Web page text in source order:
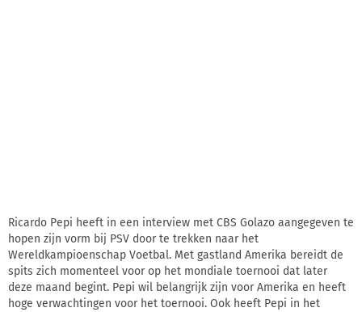
Ricardo Pepi heeft in een interview met CBS Golazo aangegeven te
hopen zijn vorm bij PSV door te trekken naar het
Wereldkampioenschap Voetbal. Met gastland Amerika bereidt de
spits zich momenteel voor op het mondiale toernooi dat later
deze maand begint. Pepi wil belangrijk zijn voor Amerika en heeft
hoge verwachtingen voor het toernooi. Ook heeft Pepi in het